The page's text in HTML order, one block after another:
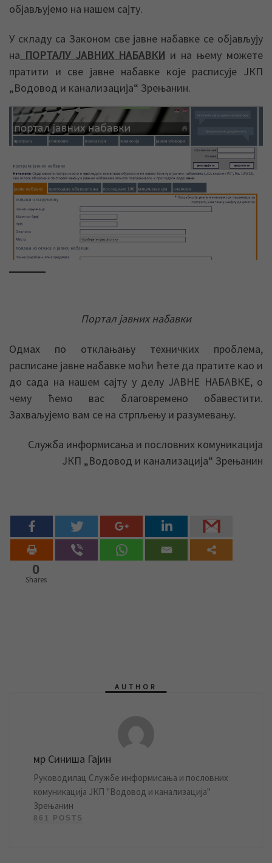
објављујемо на нашем сајту.
У складу са Законом све јавне набавке се објављују
на ПОРТАЛУ ЈАВНИХ НАБАВКИ и на њему можете
пратити и све јавне набавке које расписује ЈКП
„Водовод и канализација“ Зрењанин.
Портал јавних набавки
Одмах по отклањању техничких проблема,
расписане јавне набавке моћи ћете да пратите као и
до сада на нашем сајту у делу ЈАВНЕ НАБАВКЕ, о
чему ћемо вас благовремено обавестити.
Захваљујемо вам се на стрпљењу и разумевању.
Служба информисања и пословних комуникација
ЈКП „Водовод и канализација“ Зрењанин
0
Shares
AUTHOR
мр Синиша Гајин
Руководилац Службе информисања и пословних
комуникација ЈКП "Водовод и канализација"
Зрењанин
861 POSTS